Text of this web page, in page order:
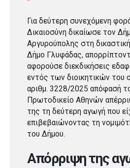
Για δεύτερη συνεχόμενη
Δικαιοσύνη δικαίωσε τον
Αργυρούπολης στη
Δήμο Γλυφάδας,
αφορούσε διεκδικήσεις
εντός των διοικητικών του
αριθμ. 3228/2025 απόφασή
Πρωτοδικείο Αθηνών
της τη δεύτερη αγωγή που
επιβεβαιώνοντας τη
του Δήμου.
Απόρριψη της